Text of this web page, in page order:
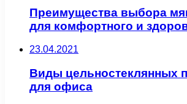
Преимущества выбора
для комфортного и
23.04.2021
Виды цельностеклянных
для офиса